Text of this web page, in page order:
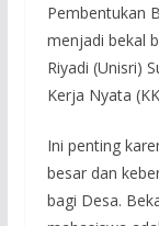
Pembentukan
menjadi bekal
Riyadi (Unisri)
Kerja Nyata
Ini penting
besar dan
bagi Desa.